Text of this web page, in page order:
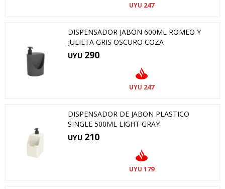
UYU 247
DISPENSADOR JABON 600ML ROMEO Y
JULIETA GRIS OSCURO COZA
UYU 290
UYU 247
DISPENSADOR DE JABON PLASTICO
SINGLE 500ML LIGHT GRAY
UYU 210
UYU 179